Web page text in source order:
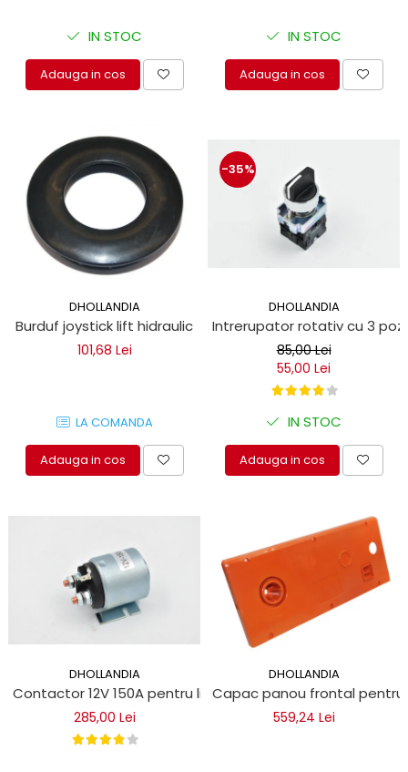
IN STOC
Adauga in cos
IN STOC
Adauga in cos
DHOLLANDIA
Burduf joystick lift hidraulic
101,68 Lei
LA COMANDA
Adauga in cos
-35%
DHOLLANDIA
Intrerupator rotativ cu 3
85,00 Lei
55,00 Lei
IN STOC
Adauga in cos
DHOLLANDIA
Contactor 12V 150A pentru lift hidraulic
285,00 Lei
DHOLLANDIA
Capac panou frontal pentru
559,24 Lei